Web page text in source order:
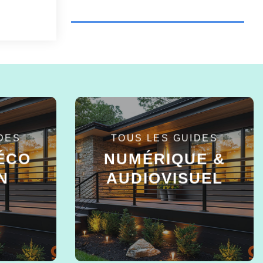
TOUS LES GUIDES
NUMÉRIQUE &
AUDIOVISUEL
EN SAVOIR +